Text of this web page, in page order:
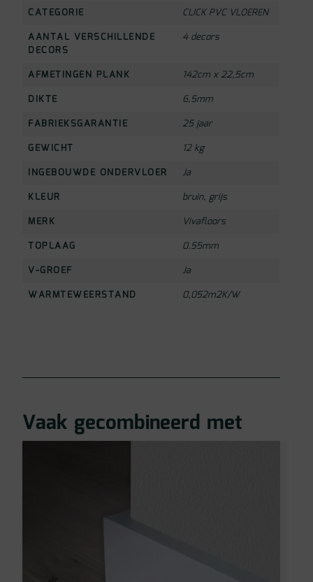
CATEGORIE
CLICK PVC VLOEREN
AANTAL VERSCHILLENDE
DECORS
4 decors
AFMETINGEN PLANK
142cm x 22,5cm
DIKTE
6,5mm
FABRIEKSGARANTIE
25 jaar
GEWICHT
12 kg
INGEBOUWDE ONDERVLOER
Ja
KLEUR
bruin,grijs
MERK
Vivafloors
TOPLAAG
0.55mm
V-GROEF
Ja
WARMTEWEERSTAND
0,052m2K/W
Vaak gecombineerd met